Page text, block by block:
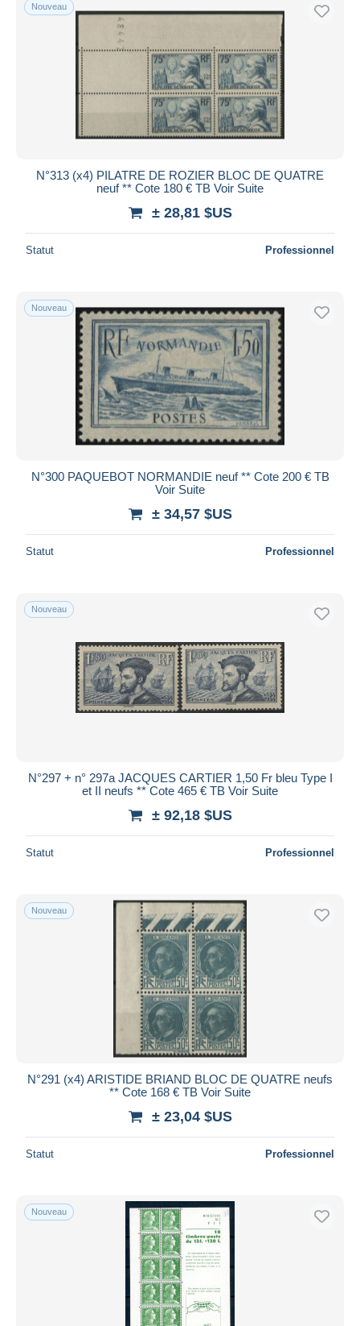
Nouveau
N°313 (x4) PILATRE DE ROZIER BLOC DE QUATRE
neuf ** Cote 180 € TB Voir Suite
± 28,81 $US
Statut Professionnel
Nouveau
N°300 PAQUEBOT NORMANDIE neuf ** Cote 200 € TB
Voir Suite
± 34,57 $US
Statut Professionnel
Nouveau
N°297 + n° 297a JACQUES CARTIER 1,50 Fr bleu Type I
et II neufs ** Cote 465 € TB Voir Suite
± 92,18 $US
Statut Professionnel
Nouveau
N°291 (x4) ARISTIDE BRIAND BLOC DE QUATRE neufs
** Cote 168 € TB Voir Suite
± 23,04 $US
Statut Professionnel
Nouveau